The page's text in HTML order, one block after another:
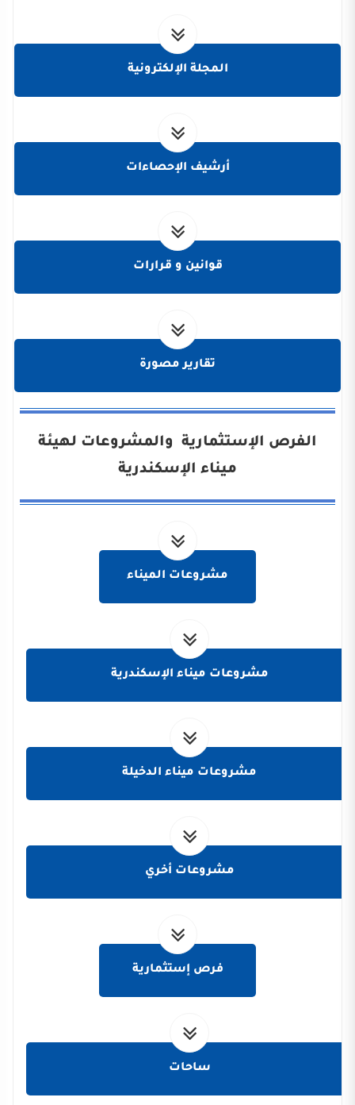
المجلة الإلكترونية
أرشيف الإحصاءات
قوانين و قرارات
تقارير مصورة
الفرص الإستثمارية والمشروعات لهيئة
ميناء الإسكندرية
مشروعات الميناء
مشروعات ميناء الإسكندرية
مشروعات ميناء الدخيلة
مشروعات أخري
فرص إستثمارية
ساحات